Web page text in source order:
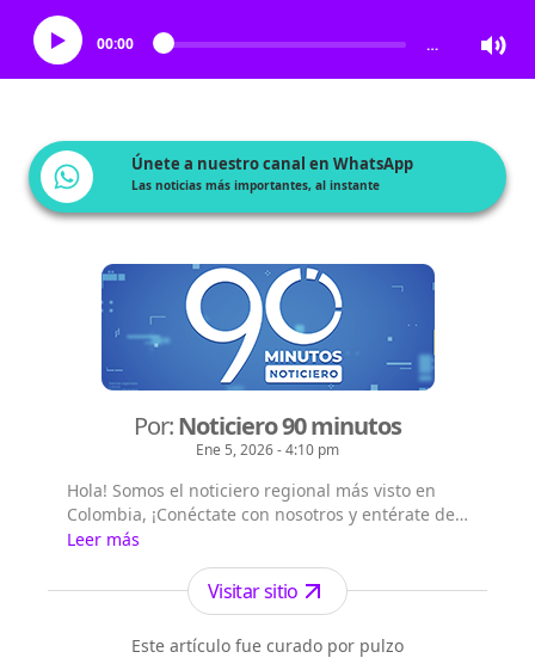
00:00 …
Únete a nuestro canal en WhatsApp
Las noticias más importantes, al instante
Por:Noticiero 90 minutos
Ene 5, 2026 - 4:10 pm
Hola! Somos el noticiero regional más visto en
Colombia, ¡Conéctate con nosotros y entérate de
las noticias del suroccidente colombiano!,
Emisión digital en vivo a las 8 a.m. por todos
nuestros canales digitales, Emisión central a la
1:00 p.m. por el canal Telepacífico y nuestros
canales digitales.
Leer más
Visitar sitio
Este artículo fue curado por pulzo